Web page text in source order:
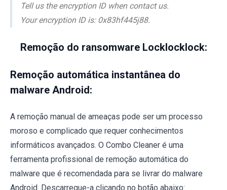
Tell us the encryption ID when contact us.
Your encryption ID is: 0x83hf445j88.
Remoção do ransomware Locklocklock:
Remoção automática instantânea do
malware Android:
A remoção manual de ameaças pode ser um processo
moroso e complicado que requer conhecimentos
informáticos avançados. O Combo Cleaner é uma
ferramenta profissional de remoção automática do
malware que é recomendada para se livrar do malware
Android. Descarregue-a clicando no botão abaixo: